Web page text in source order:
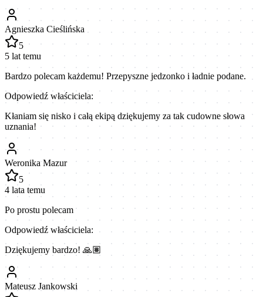
Agnieszka Cieślińska
5
5 lat temu
Bardzo polecam każdemu! Przepyszne jedzonko i ładnie podane.
Odpowiedź właściciela:
Kłaniam się nisko i całą ekipą dziękujemy za tak cudowne słowa
uznania!
Weronika Mazur
5
4 lata temu
Po prostu polecam
Odpowiedź właściciela:
Dziękujemy bardzo! 🙏🏽
Mateusz Jankowski